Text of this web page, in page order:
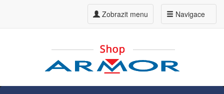
Navigace
Zobrazit menu